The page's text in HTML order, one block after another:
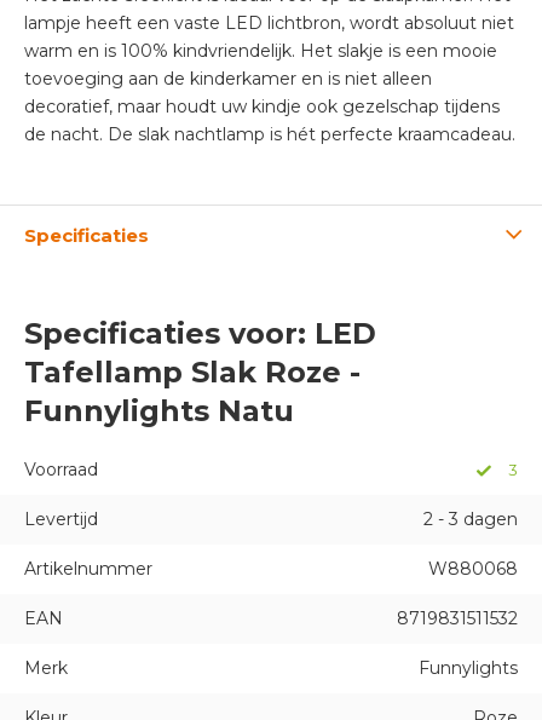
lampje heeft een vaste LED lichtbron, wordt absoluut niet
warm en is 100% kindvriendelijk. Het slakje is een mooie
toevoeging aan de kinderkamer en is niet alleen
decoratief, maar houdt uw kindje ook gezelschap tijdens
de nacht. De slak nachtlamp is hét perfecte kraamcadeau.
Specificaties
Specificaties voor: LED
Tafellamp Slak Roze -
Funnylights Natu
Voorraad 3
Levertijd 2 - 3 dagen
Artikelnummer W880068
EAN 8719831511532
Merk Funnylights